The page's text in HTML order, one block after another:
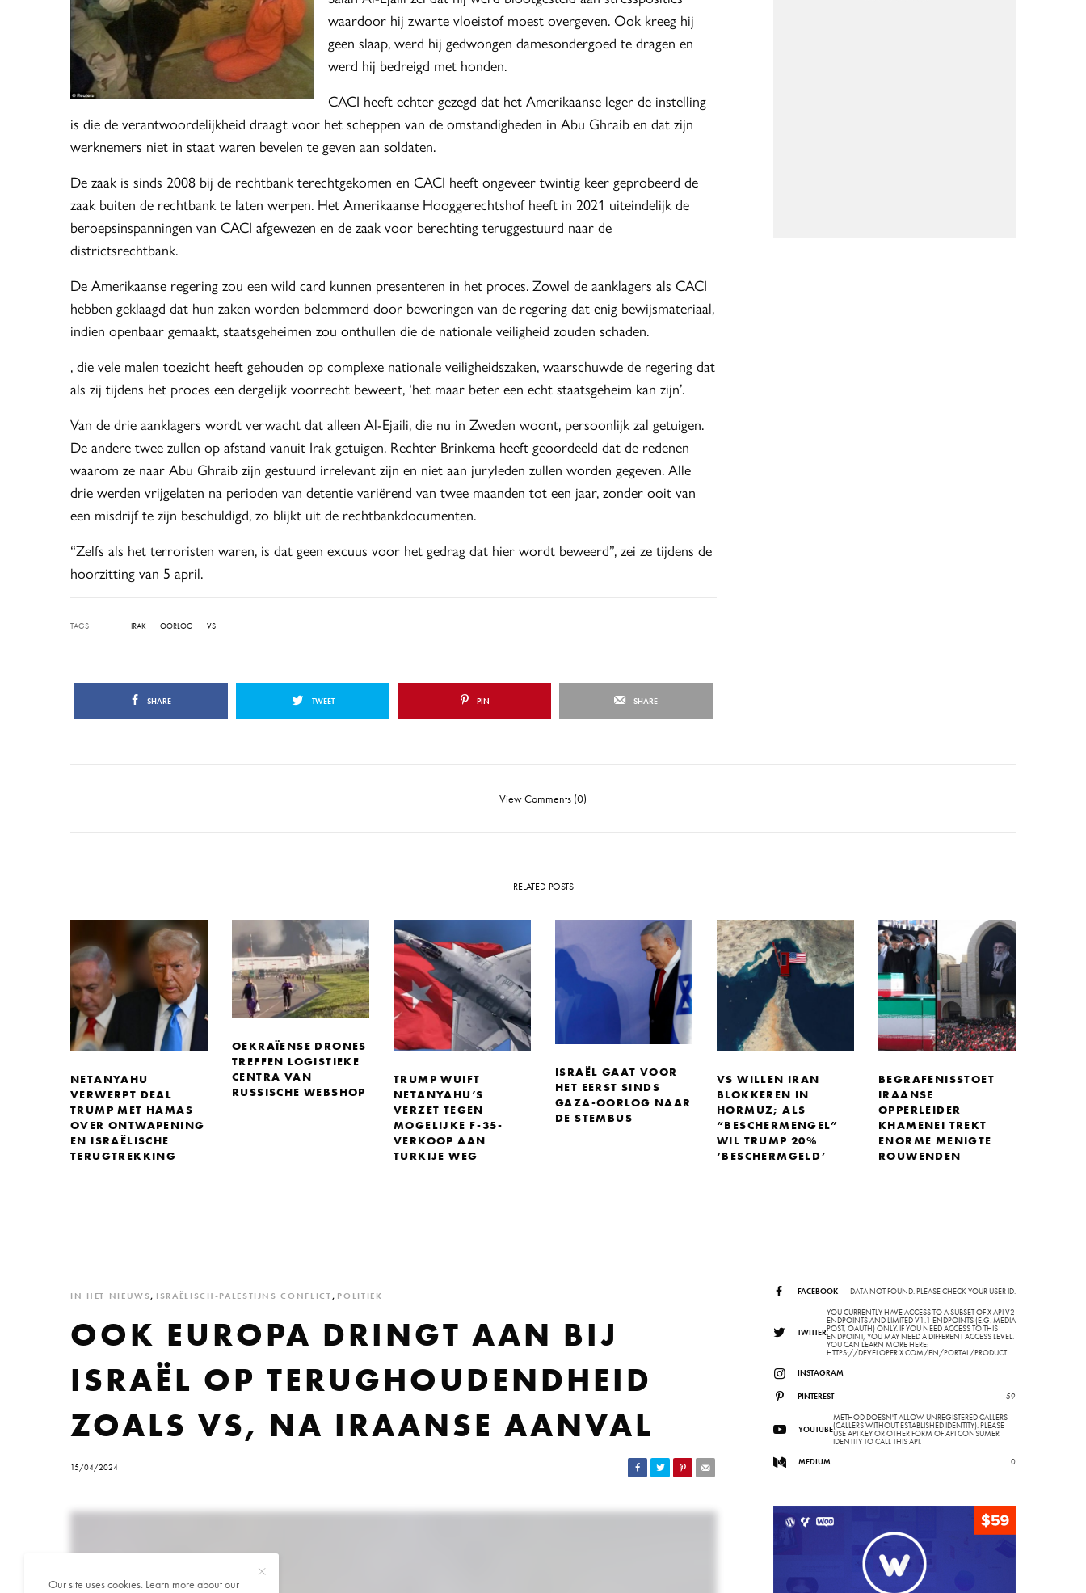
waardoor hij zwarte vloeistof moest overgeven. Ook kreeg hij
geen slaap, werd hij gedwongen damesondergoed te dragen en
werd hij bedreigd met honden.
CACI heeft echter gezegd dat het Amerikaanse leger de instelling
is die de verantwoordelijkheid draagt voor het scheppen van de omstandigheden in Abu Ghraib en dat zijn
werknemers niet in staat waren bevelen te geven aan soldaten.
De zaak is sinds 2008 bij de rechtbank terechtgekomen en CACI heeft ongeveer twintig keer geprobeerd de
zaak buiten de rechtbank te laten werpen. Het Amerikaanse Hooggerechtshof heeft in 2021 uiteindelijk de
beroepsinspanningen van CACI afgewezen en de zaak voor berechting teruggestuurd naar de
districtsrechtbank.
De Amerikaanse regering zou een wild card kunnen presenteren in het proces. Zowel de aanklagers als CACI
hebben geklaagd dat hun zaken worden belemmerd door beweringen van de regering dat enig bewijsmateriaal,
indien openbaar gemaakt, staatsgeheimen zou onthullen die de nationale veiligheid zouden schaden.
, die vele malen toezicht heeft gehouden op complexe nationale veiligheidszaken, waarschuwde de regering dat
als zij tijdens het proces een dergelijk voorrecht beweert, ‘het maar beter een echt staatsgeheim kan zijn’.
Van de drie aanklagers wordt verwacht dat alleen Al-Ejaili, die nu in Zweden woont, persoonlijk zal getuigen.
De andere twee zullen op afstand vanuit Irak getuigen. Rechter Brinkema heeft geoordeeld dat de redenen
waarom ze naar Abu Ghraib zijn gestuurd irrelevant zijn en niet aan juryleden zullen worden gegeven. Alle
drie werden vrijgelaten na perioden van detentie variërend van twee maanden tot een jaar, zonder ooit van
een misdrijf te zijn beschuldigd, zo blijkt uit de rechtbankdocumenten.
“Zelfs als het terroristen waren, is dat geen excuus voor het gedrag dat hier wordt beweerd”, zei ze tijdens de
hoorzitting van 5 april.
TAGS IRAK OORLOG VS
SHARE TWEET PIN SHARE
View Comments (0)
RELATED POSTS
NETANYAHU
VERWERPT DEAL
TRUMP MET HAMAS
OVER ONTWAPENING
EN ISRAËLISCHE
TERUGTREKKING
OEKRAÏENSE DRONES
TREFFEN LOGISTIEKE
CENTRA VAN
RUSSISCHE WEBSHOP
TRUMP WUIFT
NETANYAHU’S
VERZET TEGEN
MOGELIJKE F-35-
VERKOOP AAN
TURKIJE WEG
ISRAËL GAAT VOOR
HET EERST SINDS
GAZA-OORLOG NAAR
DE STEMBUS
VS WILLEN IRAN
BLOKKEREN IN
HORMUZ; ALS
“BESCHERMENGEL”
WIL TRUMP 20%
‘BESCHERMGELD’
BEGRAFENISSTOET
IRAANSE
OPPERLEIDER
KHAMENEI TREKT
ENORME MENIGTE
ROUWENDEN
IN HET NIEUWS, ISRAËLISCH-PALESTIJNS CONFLICT , POLITIEK
OOK EUROPA DRINGT AAN BIJ
ISRAËL OP TERUGHOUDENDHEID
ZOALS VS, NA IRAANSE AANVAL
15/04/2024
FACEBOOK DATA NOT FOUND. PLEASE CHECK YOUR USER ID.
TWITTER
YOU CURRENTLY HAVE ACCESS TO A SUBSET OF X API V2
ENDPOINTS AND LIMITED V1.1 ENDPOINTS (E.G. MEDIA
POST, OAUTH) ONLY. IF YOU NEED ACCESS TO THIS
ENDPOINT, YOU MAY NEED A DIFFERENT ACCESS LEVEL.
YOU CAN LEARN MORE HERE:
HTTPS://DEVELOPER.X.COM/EN/PORTAL/PRODUCT
INSTAGRAM
PINTEREST 59
YOUTUBE
METHOD DOESN'T ALLOW UNREGISTERED CALLERS
(CALLERS WITHOUT ESTABLISHED IDENTITY). PLEASE
USE API KEY OR OTHER FORM OF API CONSUMER
IDENTITY TO CALL THIS API.
MEDIUM
0
Our site uses cookies. Learn more about our